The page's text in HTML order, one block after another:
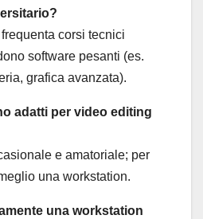
corsi tecnici
software pesanti (es.
grafica avanzata).
adatti per video editing
e amatoriale; per
una workstation.
una workstation